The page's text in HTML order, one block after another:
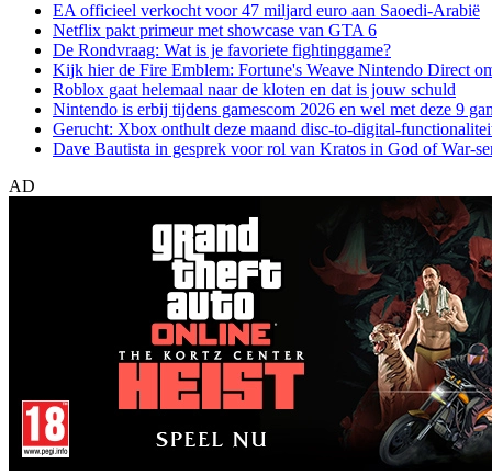
EA officieel verkocht voor 47 miljard euro aan Saoedi-Arabië
Netflix pakt primeur met showcase van GTA 6
De Rondvraag: Wat is je favoriete fightinggame?
Kijk hier de Fire Emblem: Fortune's Weave Nintendo Direct
Roblox gaat helemaal naar de kloten en dat is jouw schuld
Nintendo is erbij tijdens gamescom 2026 en wel met deze 9
Gerucht: Xbox onthult deze maand disc-to-digital-
Dave Bautista in gesprek voor rol van Kratos in God of War-
AD